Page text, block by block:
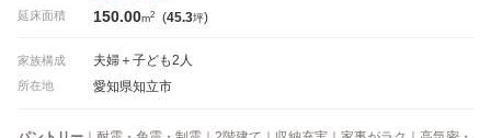
延床面積 150.00m2 (45.3坪)
家族構成 夫婦＋子ども2人
所在地 愛知県知立市